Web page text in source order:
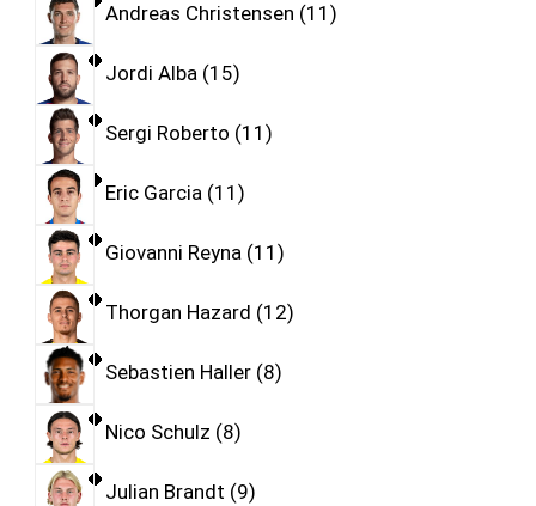
Andreas Christensen 11
Jordi Alba 15
Sergi Roberto 11
Eric Garcia 11
Giovanni Reyna 11
Thorgan Hazard 12
Sebastien Haller 8
Nico Schulz 8
Julian Brandt 9